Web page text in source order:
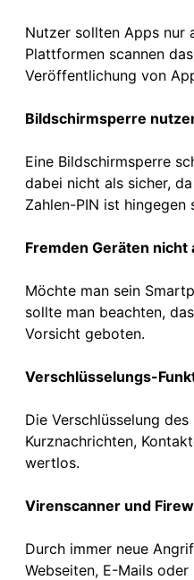
Nutzer sollten Apps nur
Plattformen scannen
Veröffentlichung von
Bildschirmsperre
Eine Bildschirmsperre
dabei nicht als sicher,
Zahlen-PIN ist
Fremden Geräten
Möchte man sein
sollte man beachten,
Vorsicht geboten.
Verschlüsselungs-
Die Verschlüsselung
Kurznachrichten,
wertlos.
Virenscanner und
Durch immer neue
Webseiten, E-Mails